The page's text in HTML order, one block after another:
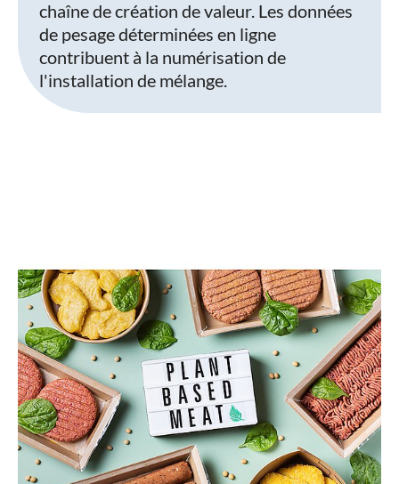
chaîne de création de valeur. Les données
de pesage déterminées en ligne
contribuent à la numérisation de
l'installation de mélange.